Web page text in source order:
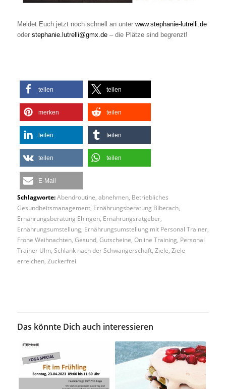
Meldet Euch jetzt noch schnell an unter www.stephanie-lutrelli.de
oder stephanie.lutrelli@gmx.de– die Plätze sind begrenzt!
teilen teilen
merken teilen
teilen teilen
teilen teilen
E-Mail
Schlagworte: Abendroutine, abnehmen, Betriebliches
Gesundheitsmanagement, Ernährungsberatung Biberach,
Ernährungsberatung Ehingen, Ernährungsratgeber,
Ernährungsumstellung, Ernährungsumstellung mit Personal Trainer,
Frohe Weihnachten, Gesund, Gutscheine, Online Training, Personal
Trainer Ulm, Schlank nach der Schwangerschaft, Ziele, Ziele
erreichen, Zuckerfrei
Das könnte Dich auch interessieren